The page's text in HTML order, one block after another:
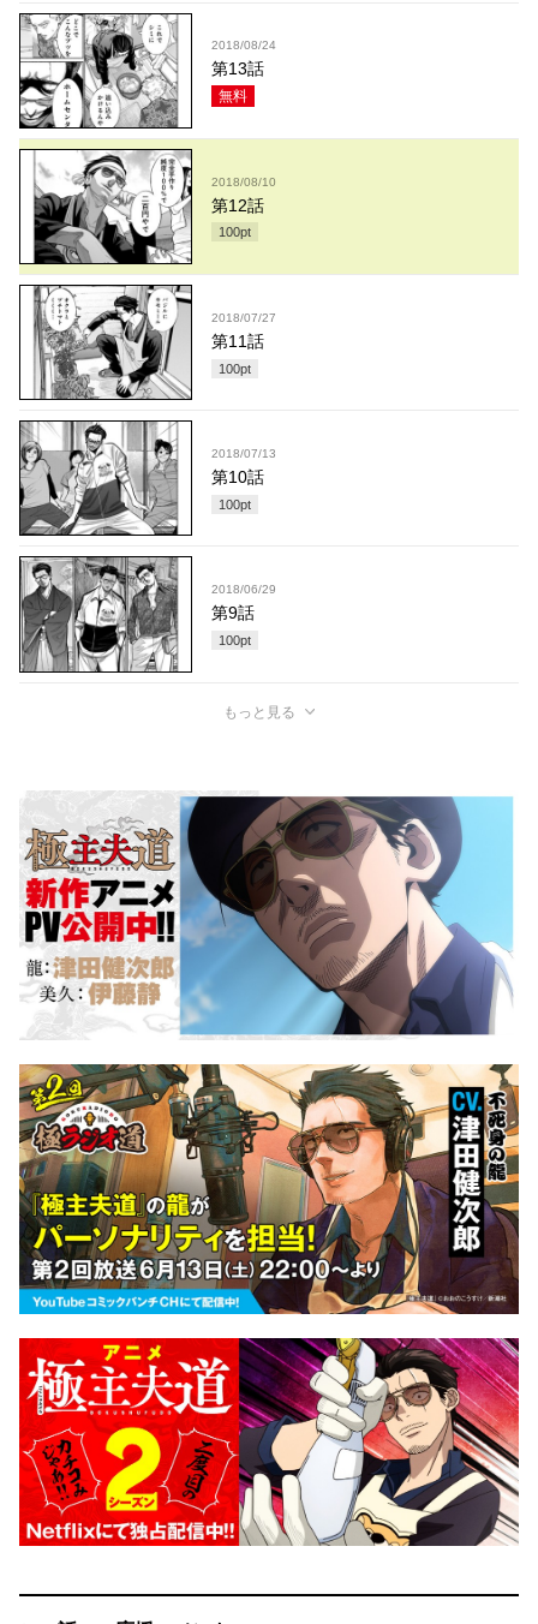
2018/08/24
第13話
無料
2018/08/10
第12話
100pt
2018/07/27
第11話
100pt
2018/07/13
第10話
100pt
2018/06/29
第9話
100pt
もっと見る